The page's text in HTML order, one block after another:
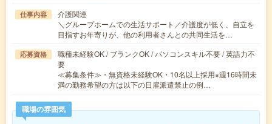
仕事内容
介護関連
＼グループホームでの生活サポート／介護度が低く、自立を
目指すお年寄りが、他の利用者さんとの共同生活を…
応募資格
職種未経験OK / ブランクOK / パソコンスキル不要 / 英語力不
要
≪募集条件≫・無資格未経験OK・10名以上採用※週16時間未
満の勤務希望の方は以下の日雇派遣禁止の例…
職場の雰囲気